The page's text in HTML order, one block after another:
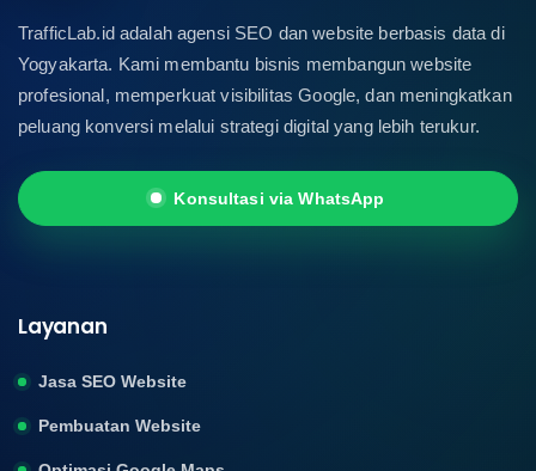
TrafficLab.id adalah agensi SEO dan website berbasis data di
Yogyakarta. Kami membantu bisnis membangun website
profesional, memperkuat visibilitas Google, dan meningkatkan
peluang konversi melalui strategi digital yang lebih terukur.
Konsultasi via WhatsApp
Layanan
Jasa SEO Website
Pembuatan Website